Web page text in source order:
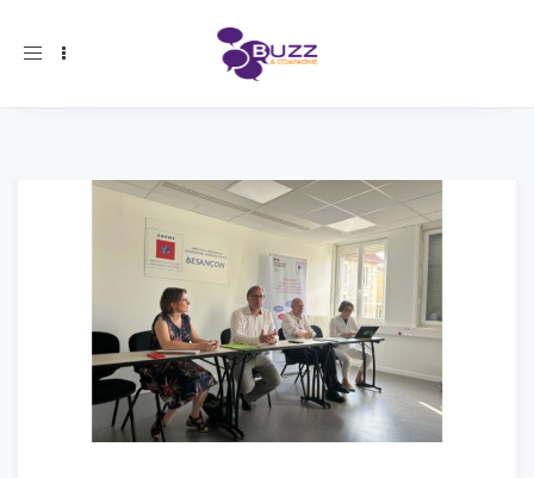
Toggle